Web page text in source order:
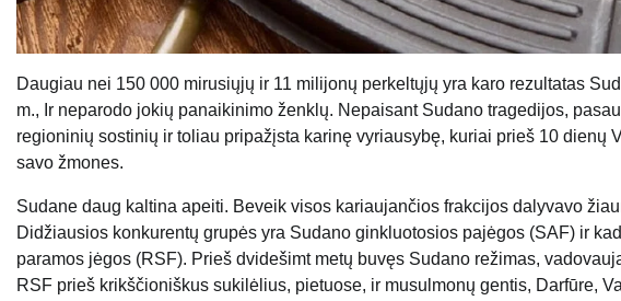
Daugiau nei 150 000 mirusiųjų ir 11 milijonų perkeltųjų yra karo rezultatas
m., Ir neparodo jokių panaikinimo ženklų. Nepaisant Sudano tragedijos,
regioninių sostinių ir toliau pripažįsta karinę vyriausybę, kuriai prieš 10 dienų
savo žmones.
Sudane daug kaltina apeiti. Beveik visos kariaujančios frakcijos dalyvavo
Didžiausios konkurentų grupės yra Sudano ginkluotosios pajėgos (SAF) ir
paramos jėgos (RSF). Prieš dvidešimt metų buvęs Sudano režimas,
RSF prieš krikščioniškus sukilėlius, pietuose, ir musulmonų gentis, Darfūre,